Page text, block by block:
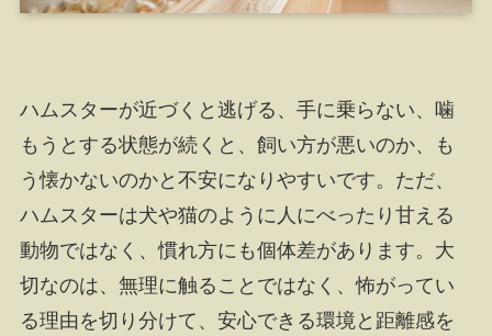
ハムスターが近づくと逃げる、手に乗らない、噛
もうとする状態が続くと、飼い方が悪いのか、も
う懐かないのかと不安になりやすいです。ただ、
ハムスターは犬や猫のように人にべったり甘える
動物ではなく、慣れ方にも個体差があります。大
切なのは、無理に触ることではなく、怖がってい
る理由を切り分けて、安心できる環境と距離感を